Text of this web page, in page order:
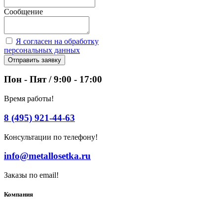
Сообщение
Я согласен на обработку
персональных данных
Отправить заявку
Пон - Пят / 9:00 - 17:00
Время работы!
8 (495) 921-44-63
Консультации по телефону!
info@metallosetka.ru
Заказы по email!
Компания